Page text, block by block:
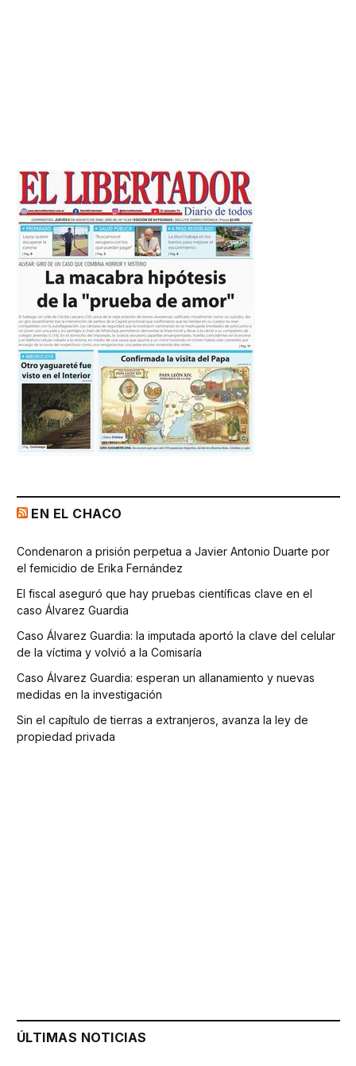
EN EL CHACO
Condenaron a prisión perpetua a Javier Antonio Duarte por
el femicidio de Erika Fernández
El fiscal aseguró que hay pruebas científicas clave en el
caso Álvarez Guardia
Caso Álvarez Guardia: la imputada aportó la clave del celular
de la víctima y volvió a la Comisaría
Caso Álvarez Guardia: esperan un allanamiento y nuevas
medidas en la investigación
Sin el capítulo de tierras a extranjeros, avanza la ley de
propiedad privada
ÚLTIMAS NOTICIAS